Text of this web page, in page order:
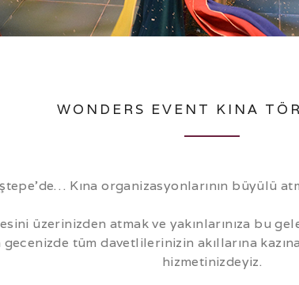
WONDERS EVENT KINA
Kına organizasyonlarının büyülü
üzerinizden atmak ve yakınlarınıza bu
tüm davetlilerinizin akıllarına
hizmetinizdeyiz.